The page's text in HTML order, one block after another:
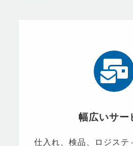
幅広いサー
仕入れ、検品、ロジステ